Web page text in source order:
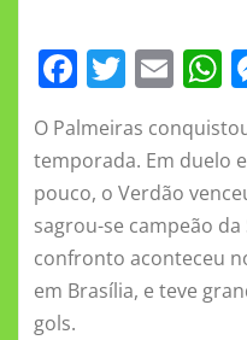
F
a
c
e
b
o
o
T
it
te
r
E
m
ai
l s
A
p
p
O Palmeiras
temporada. Em duelo
pouco, o Verdão
sagrou-se campeão
confronto aconteceu
em Brasília, e teve
gols.